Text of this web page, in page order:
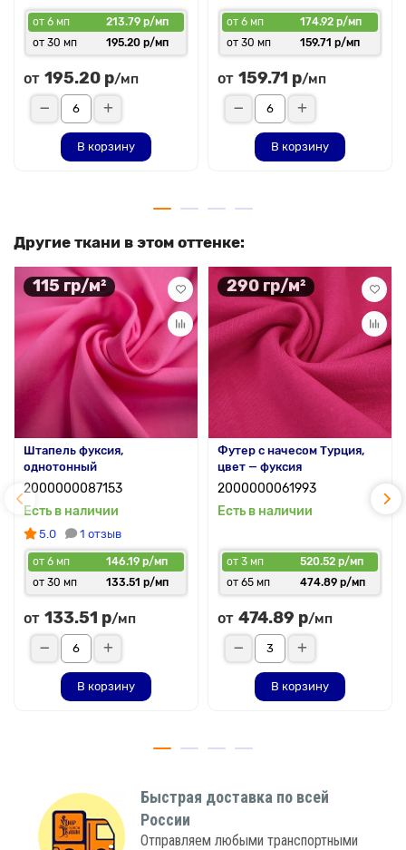
от 6 мп
213.79 р/мп
от 30 мп
195.20 р/мп
от 195.20 р/мп
В корзину
от 6 мп
174.92 р/мп
от 30 мп
159.71 р/мп
от 159.71 р/мп
В корзину
Другие ткани в этом оттенке:
115 гр/м²
Штапель фуксия,
однотонный
2000000087153
Есть в наличии
5.0 1 отзыв
от 6 мп
146.19 р/мп
от 30 мп
133.51 р/мп
от 133.51 р/мп
В корзину
290 гр/м²
Футер с начесом Турция,
цвет — фуксия
2000000061993
Есть в наличии
от 3 мп
520.52 р/мп
от 65 мп
474.89 р/мп
от 474.89 р/мп
В корзину
Быстрая доставка по всей
России
Отправляем любыми транспортными